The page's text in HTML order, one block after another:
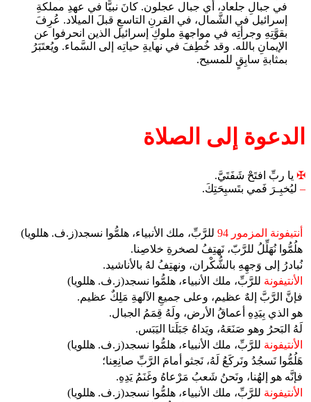
في جبالِ جلعاد، أي جبال عجلون. كانَ نبيًّا في عهدِ مملكةِ
إسرائيل في الشَّمال، في القرنِ التاسعِ قبلَ الميلاد. عُرِفَ
بقوَّتِهِ وجرأتِه في مواجهةِ ملوكِ إسرائيل الذين انحرفوا عن
الإيمانِ بالله. وقد خُطِفَ في نهايةِ حياتِه إلى السَّماء. ويُعتَبَرُ
بمثابةِ سابِقٍ للمسيح.
الدعوة إلى الصلاة
✠ يا ربِّ افتَحْ شَفَتَيَّ.
– ليُخبِـرَ فَمي بتَسبِحَتِكَ.
أنتيفونة المزمور 94
للرَّبِّ، ملك الأنبياء، هلمُّوا نسجد(ز.ف. هللويا)
هلُمُّوا نُهَلِّلُ للرَّبّ، نَهتِفُ لصخرةِ خلاصِنا.
نُبادرُ إلى وَجهِهِ بالشُّكْران، ونهتِفُ لهُ بالأناشيد.
الأنتيفونة للرَّبِّ، ملك الأنبياء، هلمُّوا نسجد(ز.ف. هللويا)
فإنَّ الرَّبَّ إلهٌ عظيم، وعلى جميعِ الآلهةِ مَلِكٌ عظيم.
هو الذي بِيَدِهِ أعماقُ الأرض، ولَهُ قِمَمُ الجبال.
لَهُ البَحرُ وهو صَنَعَهُ، ويَداهُ جَبَلَتا اليَبَس.
الأنتيفونة للرَّبِّ، ملك الأنبياء، هلمُّوا نسجد(ز.ف. هللويا)
هَلُمُّوا نَسجُدُ ونَركَعُ لَهُ، نَجثو أمامَ الرَّبِّ صانِعِنا؛
فإنَّه هو إلهُنا، ونَحنُ شَعبُ مَرْعاهُ وغَنَمُ يَدِهِ.
الأنتيفونة للرَّبِّ، ملك الأنبياء، هلمُّوا نسجد(ز.ف. هللويا)